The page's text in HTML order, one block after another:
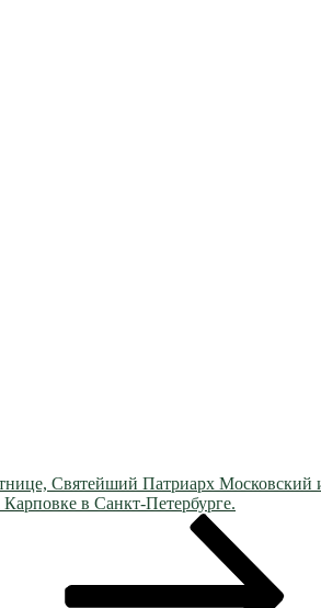
Святейший Патриарх
в Санкт-Петербурге.